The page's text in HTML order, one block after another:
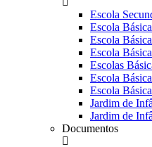
Escola
Escola
Escola
Escola
Escolas
Escola
Escola
Jardim de
Jardim de
Documentos